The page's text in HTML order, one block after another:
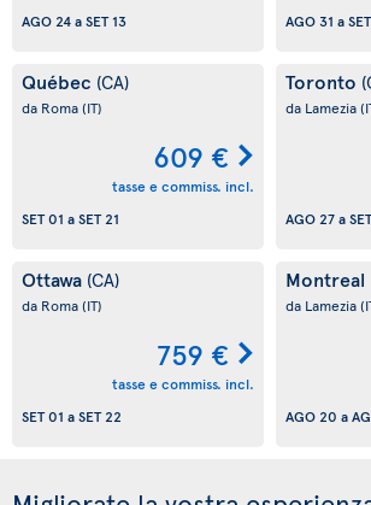
AGO 24aSET 13
AGO 31 a
Québec (CA)
da Roma(IT)
609 €
tasse e commiss. incl.
SET 01 aSET 21
Toronto
da Lamezia
AGO 27a
Ottawa (CA)
da Roma(IT)
759 €
tasse e commiss. incl.
SET 01 aSET 22
Montreal
da Lamezia
AGO 20 a